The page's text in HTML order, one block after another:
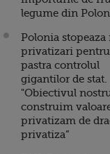
legume din
Polonia stopeaza
privatizari
pastra controlul
gigantilor de stat.
"Obiectivul
construim
privatizam de
privatiza”